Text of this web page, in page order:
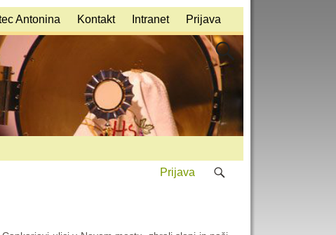
Antonina Kontakt Intranet Prijava
Prijava